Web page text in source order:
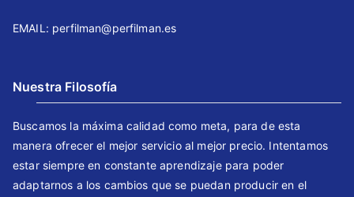
EMAIL: perfilman@perfilman.es
Nuestra Filosofía
Buscamos la máxima calidad como meta, para de esta
manera ofrecer el mejor servicio al mejor precio. Intentamos
estar siempre en constante aprendizaje para poder
adaptarnos a los cambios que se puedan producir en el